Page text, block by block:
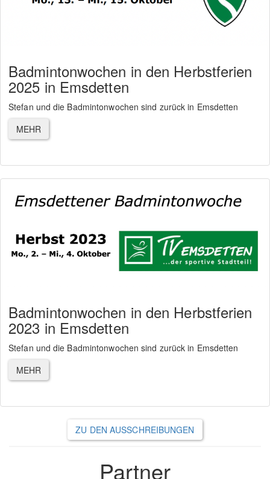
Badmintonwochen in den Herbstferien
2025 in Emsdetten
Stefan und die Badmintonwochen sind zurück in Emsdetten
MEHR
Badmintonwochen in den Herbstferien
2023 in Emsdetten
Stefan und die Badmintonwochen sind zurück in Emsdetten
MEHR
ZU DEN AUSSCHREIBUNGEN
Partner